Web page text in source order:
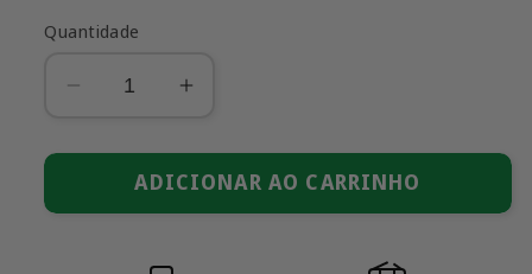
Quantidade
Diminuir
quantidade
Batmóvel
Aumentar
quantidade
de
Batmóvel
ADICIONAR AO CARRINHO